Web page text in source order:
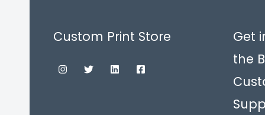
Custom Print Store
Get
the